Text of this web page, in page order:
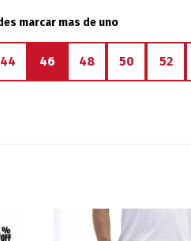
marcar mas de uno
44 46 48 50 52